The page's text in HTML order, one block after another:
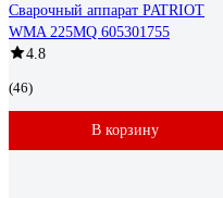
Сварочный аппарат PATRIOT
WMA 225MQ 605301755
4.8
(46)
В корзину